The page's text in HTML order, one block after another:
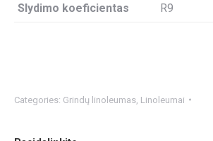
Slydimo koeficientas R9
Categories: Grindų linoleumas Linoleumai